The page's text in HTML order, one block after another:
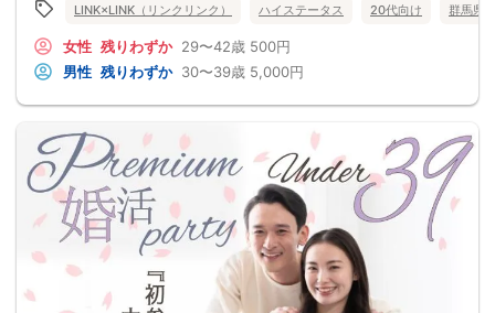
LINK×LINK（リンクリンク） ハイステータス 20代向け 群馬県
女性 残りわずか 29〜42歳 500円
男性 残りわずか 30〜39歳 5,000円